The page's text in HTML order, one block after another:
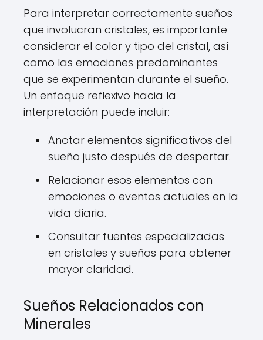
Para interpretar correctamente sueños
que involucran cristales, es importante
considerar el color y tipo del cristal, así
como las emociones predominantes
que se experimentan durante el sueño.
Un enfoque reflexivo hacia la
interpretación puede incluir:
Anotar elementos significativos del
sueño justo después de despertar.
Relacionar esos elementos con
emociones o eventos actuales en la
vida diaria.
Consultar fuentes especializadas
en cristales y sueños para obtener
mayor claridad.
Sueños Relacionados con
Minerales